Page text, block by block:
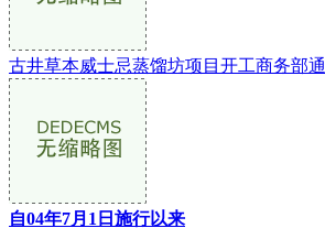
古井草本威士忌蒸馏坊项目开工商务部通
自04年7月1日施行以来